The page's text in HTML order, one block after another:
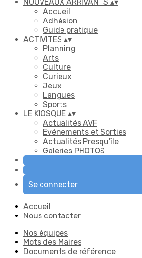
NOUVEAUX ARRIVANTS ▴▾
Accueil
Adhésion
Guide pratique
ACTIVITES ▴▾
Planning
Arts
Culture
Curieux
Jeux
Langues
Sports
LE KIOSQUE ▴▾
Actualités AVF
Evénements et Sorties
Actualités Presqu'île
Galeries PHOTOS
Se connecter
Accueil
Nous contacter
Nos équipes
Mots des Maires
Documents de référence